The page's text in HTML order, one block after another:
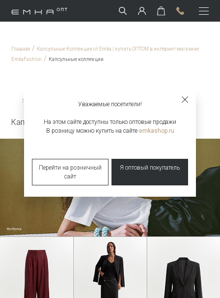
Главная / Капсульные Коллекции от Emka | купить ОПТОМ в интернет-магазине
EmkaFashion / Капсульные коллекции
Главная Капсульные коллекции
Капсульная коллекция Snow White & Raven
Уважаемые посетители!
На этом сайте доступны только оптовые продажи
В розницу можно купить на сайте emkashop.ru
Перейти на розничный
сайт
Я оптовый покупатель